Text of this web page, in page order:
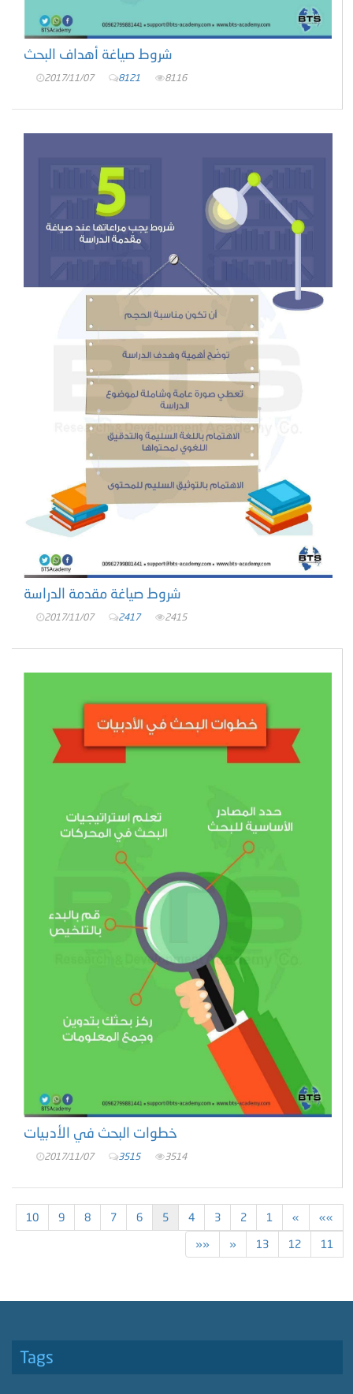
شروط صياغة أهداف البحث
2017/11/07 8121 8116
2017/11/07 2417 2415
خطوات البحث في الأدبيات
2017/11/07 3515 3514
««
«
1
2
3
4
5
6
7
8
9
10
11
12
13
»
»»
Tags